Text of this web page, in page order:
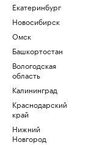
Екатеринбург
Новосибирск
Омск
Башкортостан
Вологодская
область
Калининград
Краснодарский
край
Нижний
Новгород